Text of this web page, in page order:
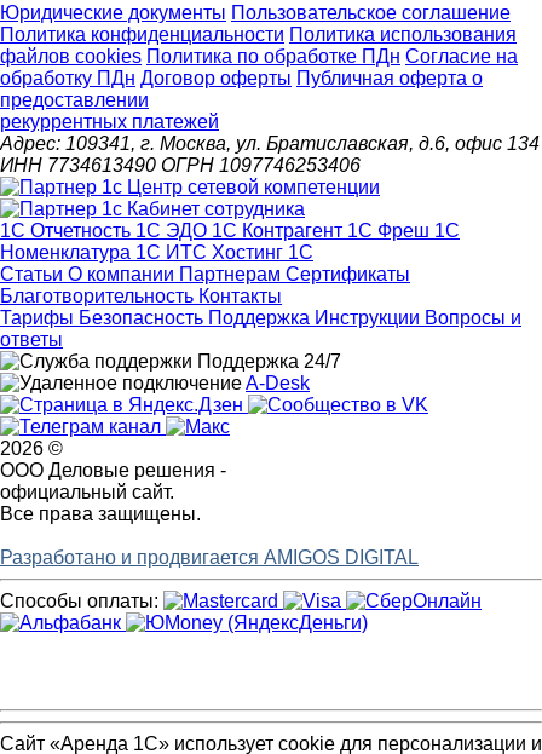
Юридические документы Пользовательское соглашение
Политика конфиденциальности Политика использования
файлов cookies Политика по обработке ПДн Cогласие на
обработку ПДн Договор оферты Публичная оферта о
предоставлении
рекуррентных платежей
Адрес: 109341, г. Москва, ул. Братиславская, д.6, офис 134
ИНН 7734613490 ОГРН 1097746253406
1С Отчетность 1С ЭДО 1С Контрагент 1С Фреш 1С
Номенклатура 1С ИТС Хостинг 1С
Статьи О компании Партнерам Сертификаты
Благотворительность Контакты
Тарифы Безопасность Поддержка Инструкции Вопросы и
ответы
Поддержка 24/7
A-Desk
2026 ©
ООО Деловые решения -
официальный сайт.
Все права защищены.
Разработано и продвигается AMIGOS DIGITAL
Способы оплаты:
Сайт «Аренда 1С» использует cookie для персонализации и